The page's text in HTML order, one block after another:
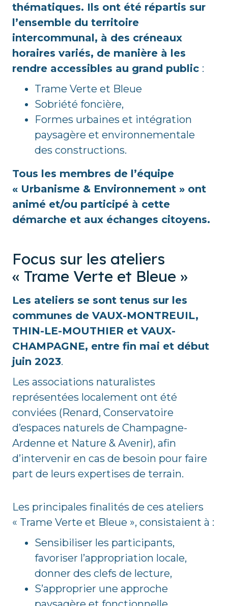
thématiques. Ils ont été répartis sur
l’ensemble du territoire
intercommunal, à des créneaux
horaires variés, de manière à les
rendre accessibles au grand public :
Trame Verte et Bleue
Sobriété foncière,
Formes urbaines et intégration
paysagère et environnementale
des constructions.
Tous les membres de l’équipe
« Urbanisme & Environnement » ont
animé et/ou participé à cette
démarche et aux échanges citoyens.
Focus sur les ateliers
« Trame Verte et Bleue »
Les ateliers se sont tenus sur les
communes de VAUX-MONTREUIL,
THIN-LE-MOUTHIER et VAUX-
CHAMPAGNE, entre fin mai et début
juin 2023.
Les associations naturalistes
représentées localement ont été
conviées (Renard, Conservatoire
d’espaces naturels de Champagne-
Ardenne et Nature & Avenir), afin
d’intervenir en cas de besoin pour faire
part de leurs expertises de terrain.
Les principales finalités de ces ateliers
« Trame Verte et Bleue », consistaient à :
Sensibiliser les participants,
favoriser l’appropriation locale,
donner des clefs de lecture,
S’approprier une approche